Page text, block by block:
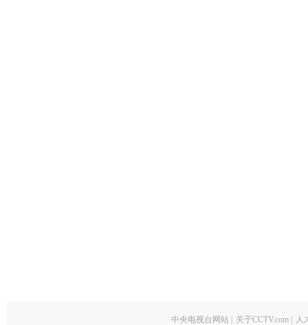
中央电视台网站 关于CCTV.com 人